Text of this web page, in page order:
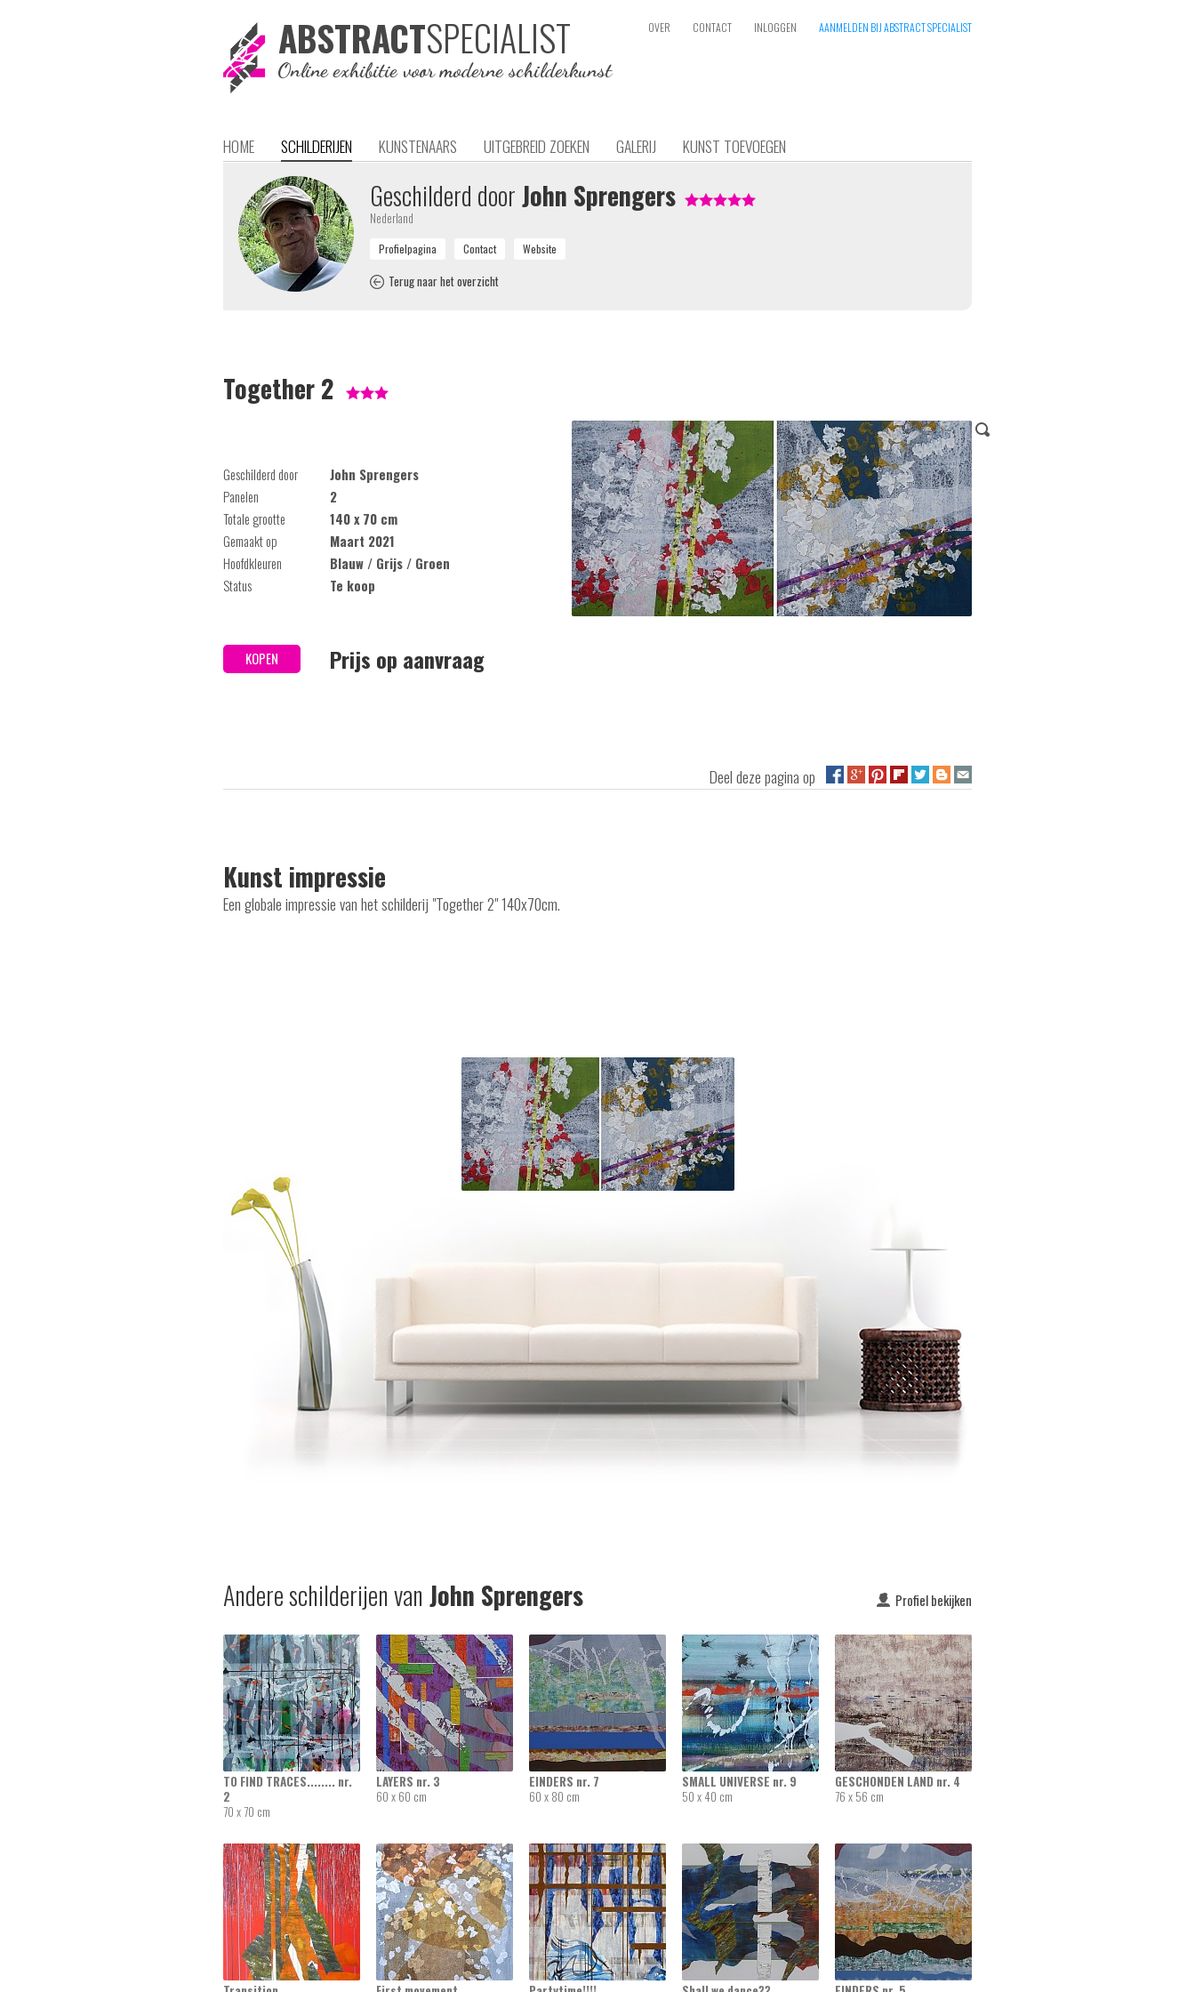
ABSTRACTSPECIALIST
Online exhibitie voor moderne schilderkunst
OVER CONTACT INLOGGEN AANMELDEN BIJ ABSTRACT SPECIALIST
HOME SCHILDERIJEN KUNSTENAARS UITGEBREID ZOEKEN GALERIJ KUNST TOEVOEGEN
Geschilderd doorJohn Sprengers
Nederland
Terug naar het overzicht
Together 2
Geschilderd door
John Sprengers
Panelen
2
Totale grootte
140 x 70 cm
Gemaakt op
Maart 2021
Hoofdkleuren
Blauw / Grijs / Groen
Status
Te koop
KOPEN Prijs op aanvraag
Deel deze pagina op
Kunst impressie
Een globale impressie van het schilderij "Together 2" 140x70cm.
Profiel bekijken
Andere schilderijen van John Sprengers
TO FIND TRACES........ nr.
2
70 x 70 cm
LAYERS nr. 3
60 x 60 cm
EINDERS nr. 7
60 x 80 cm
SMALL UNIVERSE nr. 9
50 x 40 cm
GESCHONDEN LAND nr. 4
76 x 56 cm